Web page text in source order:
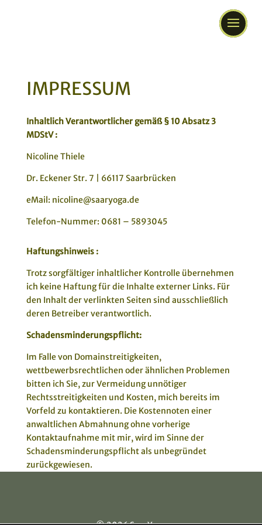
IMPRESSUM
Inhaltlich Verantwortlicher gemäß § 10 Absatz 3
MDStV :
Nicoline Thiele
Dr. Eckener Str. 7 | 66117 Saarbrücken
eMail: nicoline@saaryoga.de
Telefon-Nummer: 0681 – 5893045
Haftungshinweis :
Trotz sorgfältiger inhaltlicher Kontrolle übernehmen
ich keine Haftung für die Inhalte externer Links. Für
den Inhalt der verlinkten Seiten sind ausschließlich
deren Betreiber verantwortlich.
Schadensminderungspflicht:
Im Falle von Domainstreitigkeiten,
wettbewerbsrechtlichen oder ähnlichen Problemen
bitten ich Sie, zur Vermeidung unnötiger
Rechtsstreitigkeiten und Kosten, mich bereits im
Vorfeld zu kontaktieren. Die Kostennoten einer
anwaltlichen Abmahnung ohne vorherige
Kontaktaufnahme mit mir, wird im Sinne der
Schadensminderungspflicht als unbegründet
zurückgewiesen.